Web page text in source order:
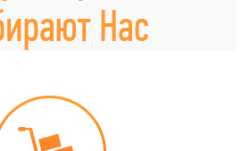
Нас